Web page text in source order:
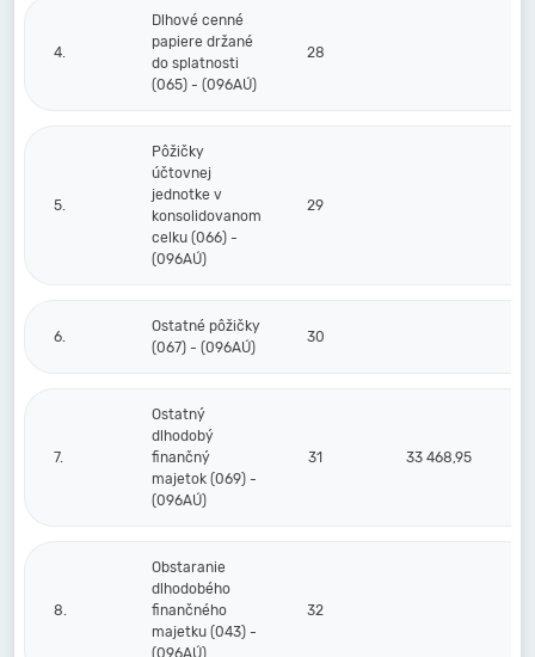
4.
Dlhové cenné
papiere držané
do splatnosti
(065) - (096AÚ)
28
5.
Pôžičky
účtovnej
jednotke v
konsolidovanom
celku (066) -
(096AÚ)
29
6.
Ostatné pôžičky
(067) - (096AÚ)
30
7.
Ostatný
dlhodobý
finančný
majetok (069) -
(096AÚ)
31 33 468,95
8.
Obstaranie
dlhodobého
finančného
majetku (043) -
(096AÚ)
32